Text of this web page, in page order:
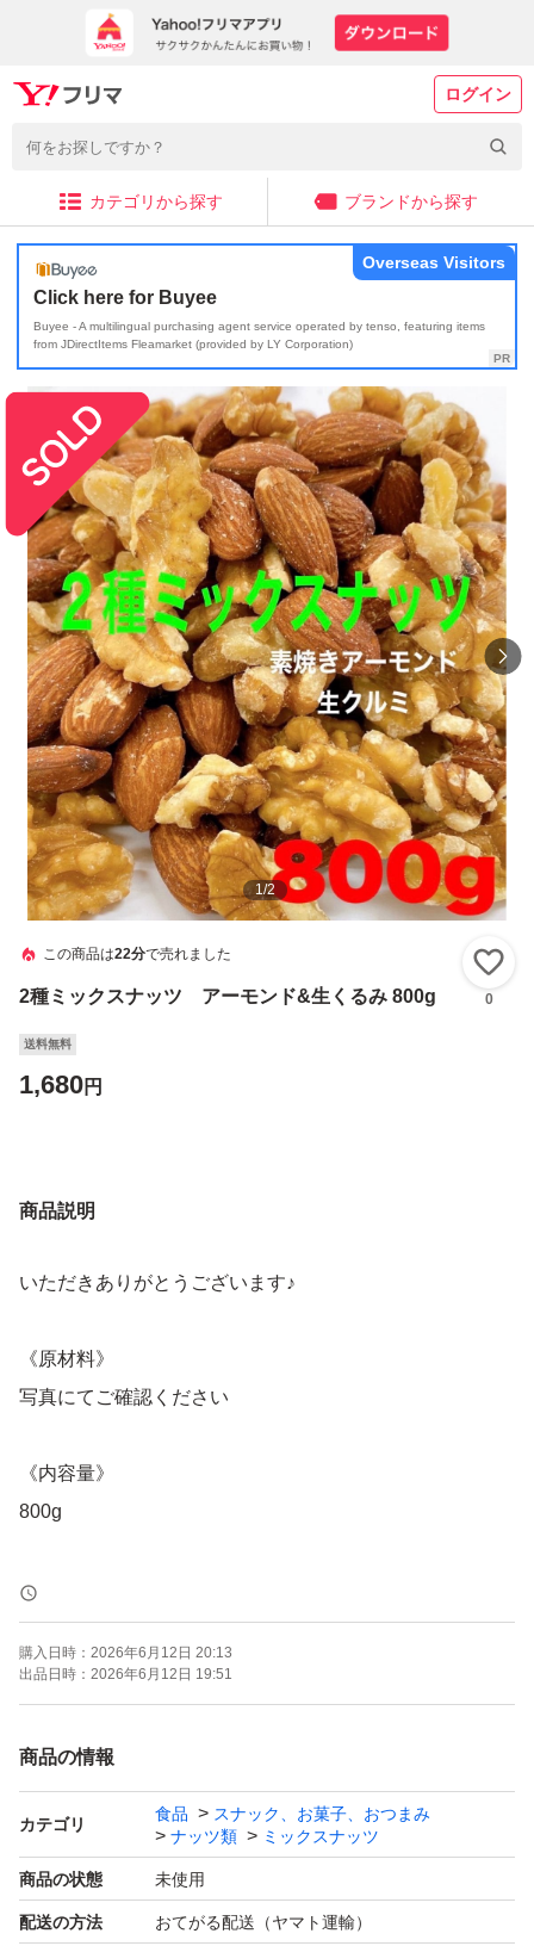
ログイン
カテゴリから探す ブランドから探す
Click here for Buyee
Buyee - A multilingual purchasing agent service operated by tenso, featuring items
from JDirectItems Fleamarket (provided by LY Corporation)
Overseas Visitors
1/2
この商品は22分で売れました
2種ミックスナッツ アーモンド&生くるみ 800g 0
送料無料
1,680円
商品説明
いただきありがとうございます♪
《原材料》
写真にてご確認ください
《内容量》
800g
《賞味期限》
ご注文より約150日
(画像の賞味期限はサンプルになります。ご注文を受けて
から製造します！)
アメリカ産ノンパレル種の素焼きアーモンド、アメリカ産
の生くるみの2種ミックスナッツです♪
3種ミックスナッツのカシューナッツはいらないから、く
購入日時： 2026年6月12日 20:13
出品日時： 2026年6月12日 19:51
商品の情報
カテゴリ
食品
スナック、お菓子、おつまみ
ナッツ類
ミックスナッツ
商品の状態 未使用
配送の方法 おてがる配送（ヤマト運輸）